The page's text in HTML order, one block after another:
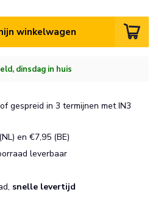
winkelwagen
dinsdag in huis
gespreid in 3 termijnen met IN3
en €7,95 (BE)
leverbaar
snelle levertijd